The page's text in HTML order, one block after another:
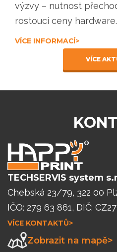
výzvy – nutnost
rostoucí ceny hardware.
VÍCE INFORMACÍ>
VÍCE
TECHSERVIS system
Chebská 23/79, 322 00
IČO: 279 63 861, DIČ:
VÍCE KONTAKTŮ>
Zobrazit na mapě>